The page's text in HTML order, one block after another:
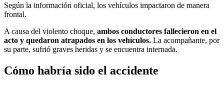
Según la información oficial, los vehículos impactaron de manera
frontal.
A causa del violento choque, ambos conductores fallecieron en el
acto y quedaron atrapados en los vehículos. La acompañante, por
su parte, sufrió graves heridas y se encuentra internada.
Cómo habría sido el accidente